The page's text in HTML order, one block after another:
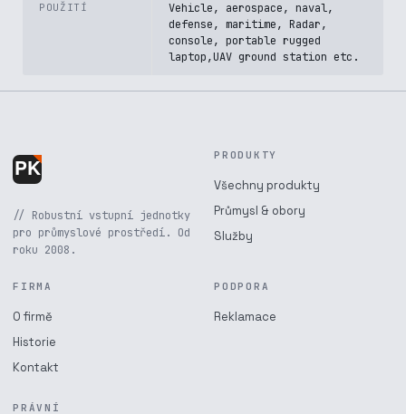
POUŽITÍ
Vehicle, aerospace, naval,
defense, maritime, Radar,
console, portable rugged
laptop,UAV ground station etc.
// Robustní vstupní jednotky
pro průmyslové prostředí. Od
roku 2008.
PRODUKTY
Všechny produkty
Průmysl & obory
Služby
FIRMA
O firmě
Historie
Kontakt
PODPORA
Reklamace
PRÁVNÍ